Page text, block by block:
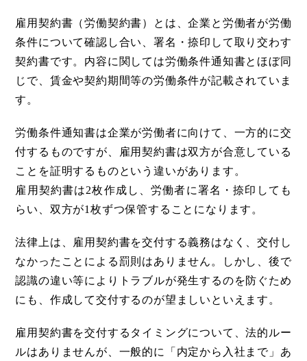
雇用契約書（労働契約書）とは、企業と労働者が労働
条件について確認し合い、署名・捺印して取り交わす
契約書です。内容に関しては労働条件通知書とほぼ同
じで、賃金や契約期間等の労働条件が記載されていま
す。
労働条件通知書は企業が労働者に向けて、一方的に交
付するものですが、雇用契約書は双方が合意している
ことを証明するものという違いがあります。
雇用契約書は2枚作成し、労働者に署名・捺印しても
らい、双方が1枚ずつ保管することになります。
法律上は、雇用契約書を交付する義務はなく、交付し
なかったことによる罰則はありません。しかし、後で
認識の違い等によりトラブルが発生するのを防ぐため
にも、作成して交付するのが望ましいといえます。
雇用契約書を交付するタイミングについて、法的ルー
ルはありませんが、一般的に「内定から入社まで」あ